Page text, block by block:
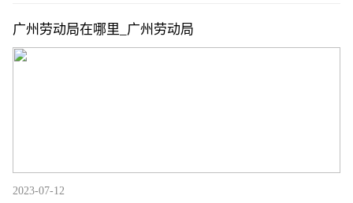
广州劳动局在哪里_广州劳动局
2023-07-12